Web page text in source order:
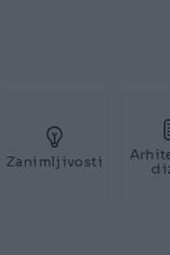
Zanimljivosti